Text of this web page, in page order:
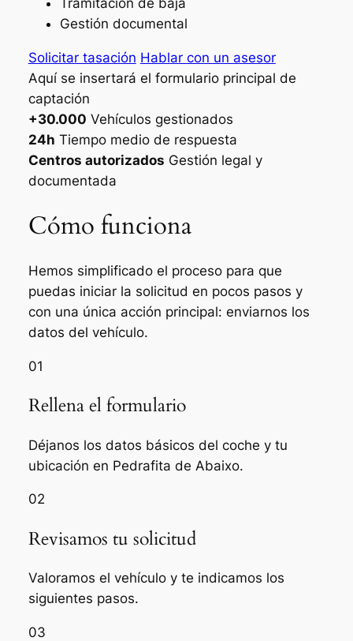
Tramitación de baja
Gestión documental
Solicitar tasación Hablar con un asesor
Aquí se insertará el formulario principal de
captación
+30.000 Vehículos gestionados
24h Tiempo medio de respuesta
Centros autorizados Gestión legal y
documentada
Cómo funciona
Hemos simplificado el proceso para que
puedas iniciar la solicitud en pocos pasos y
con una única acción principal: enviarnos los
datos del vehículo.
01
Rellena el formulario
Déjanos los datos básicos del coche y tu
ubicación en Pedrafita de Abaixo.
02
Revisamos tu solicitud
Valoramos el vehículo y te indicamos los
siguientes pasos.
03